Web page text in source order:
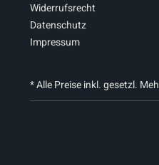
Widerrufsrecht
Datenschutz
Impressum
* Alle Preise inkl. gesetzl.